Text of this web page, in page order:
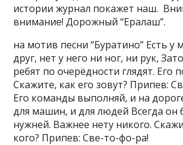
истории журнал покажет наш.
внимание! Дорожный “Ералаш”.
на мотив песни “Буратино” Есть у
друг, нет у него ни ног, ни рук,
ребят по очерёдности глядят. Его
Скажите, как его зовут? Припев:
Его команды выполняй, и на
для машин, и для людей Всегда он
нужней. Важнее нету никого.
кого? Припев: Све-то-фо-ра!